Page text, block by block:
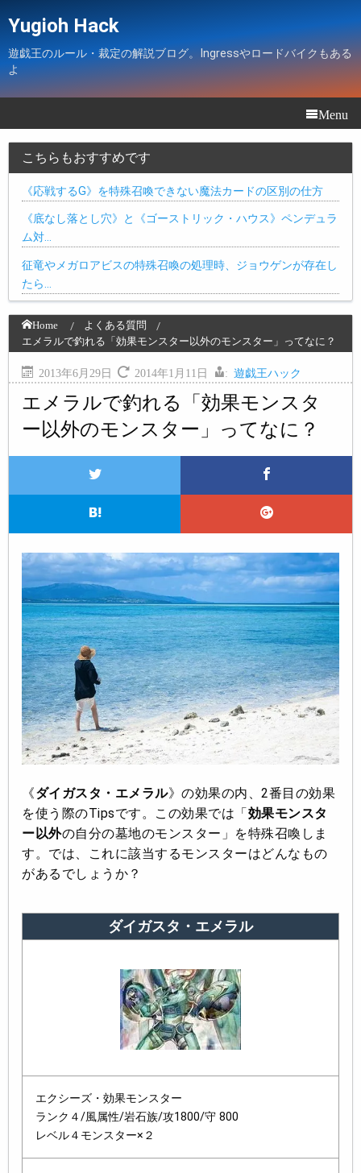
Yugioh Hack
遊戯王のルール・裁定の解説ブログ。Ingressやロードバイクもある
よ
Menu
こちらもおすすめです
《応戦するG》を特殊召喚できない魔法カードの区別の仕方
《底なし落とし穴》と《ゴーストリック・ハウス》ペンデュラ
ム対…
征竜やメガロアビスの特殊召喚の処理時、ジョウゲンが存在し
たら…
Home
よくある質問
エメラルで釣れる「効果モンスター以外のモンスター」ってなに？
2013年6月29日 2014年1月11日 : 遊戯王ハック
エメラルで釣れる「効果モンスタ
ー以外のモンスター」ってなに？
《ダイガスタ・エメラル》の効果の内、2番目の効果
を使う際のTipsです。この効果では「効果モンスタ
ー以外の自分の墓地のモンスター」を特殊召喚しま
す。では、これに該当するモンスターはどんなもの
があるでしょうか？
ダイガスタ・エメラル
エクシーズ・効果モンスター
ランク４/風属性/岩石族/攻1800/守 800
レベル４モンスター×２